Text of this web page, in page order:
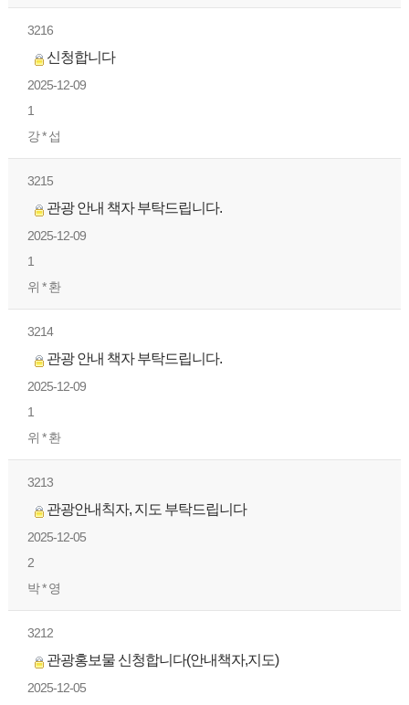
3216
신청합니다
2025-12-09
1
강 * 섭
3215
관광 안내 책자 부탁드립니다.
2025-12-09
1
위 * 환
3214
관광 안내 책자 부탁드립니다.
2025-12-09
1
위 * 환
3213
관광안내칙자, 지도 부탁드립니다
2025-12-05
2
박 * 영
3212
관광홍보물 신청합니다(안내책자,지도)
2025-12-05